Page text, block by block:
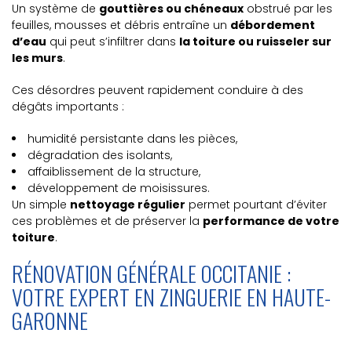
Un système de gouttières ou chéneaux obstrué par les
feuilles, mousses et débris entraîne un débordement
d’eau qui peut s’infiltrer dans la toiture ou ruisseler sur
les murs.
Ces désordres peuvent rapidement conduire à des
dégâts importants :
humidité persistante dans les pièces,
dégradation des isolants,
affaiblissement de la structure,
développement de moisissures.
Un simple nettoyage régulier permet pourtant d’éviter
ces problèmes et de préserver la performance de votre
toiture.
RÉNOVATION GÉNÉRALE OCCITANIE :
VOTRE EXPERT EN ZINGUERIE EN HAUTE-
GARONNE